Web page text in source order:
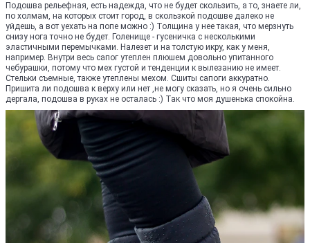
Подошва рельефная, есть надежда, что не будет скользить, а то, знаете ли,
по холмам, на которых стоит город, в скользкой подошве далеко не
уйдешь, а вот уехать на попе можно :) Толщина у нее такая, что мерзнуть
снизу нога точно не будет. Голенище - гусеничка с несколькими
эластичными перемычками. Налезет и на толстую икру, как у меня,
например. Внутри весь сапог утеплен плюшем довольно упитанного
чебурашки, потому что мех густой и тенденции к вылезанию не имеет.
Стельки съемные, также утеплены мехом. Сшиты сапоги аккуратно.
Пришита ли подошва к верху или нет ,не могу сказать, но я очень сильно
дергала, подошва в руках не осталась :) Так что моя душенька спокойна.